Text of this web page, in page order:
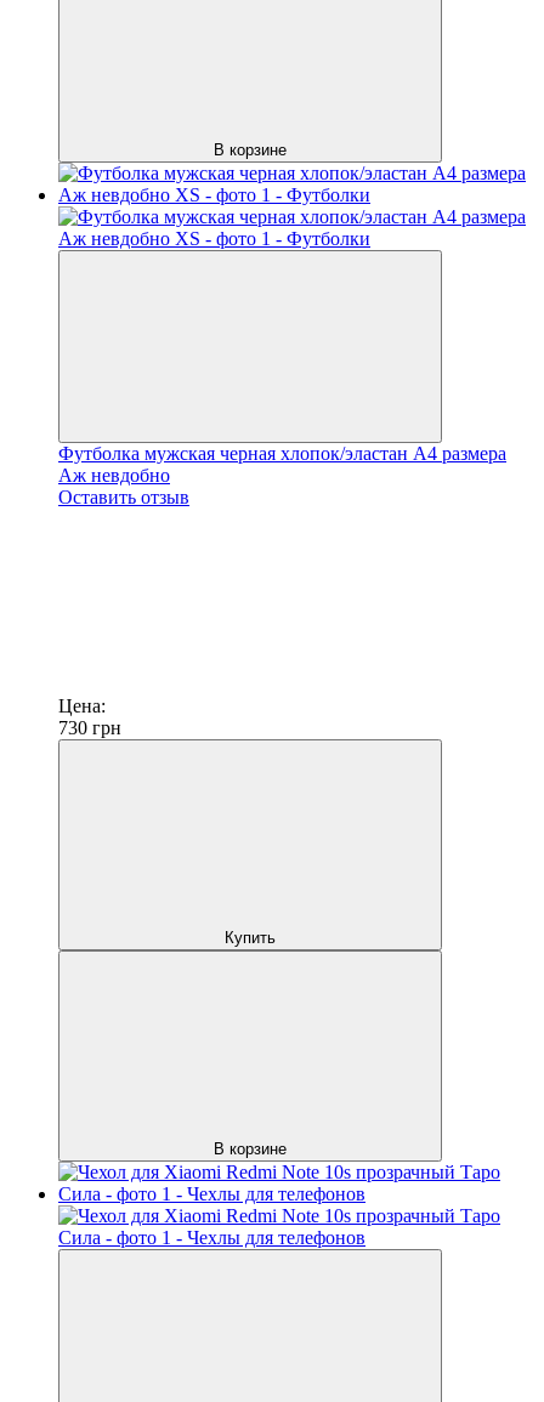
В корзине
Футболка мужская черная хлопок/эластан А4 размера
Аж невдобно
Оставить отзыв
Цена:
730 грн
Купить
В корзине